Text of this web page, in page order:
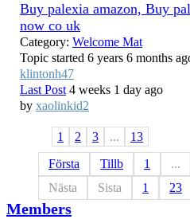
Buy palexia amazon, Buy
now co uk
Category: Welcome Mat
Topic started 6 years 6 months
klintonh47
Last Post 4 weeks 1 day ago
by xaolinkid2
1 2 3 ... 13
Första Tillb 1 ...
Nästa
Sista 1 23
Members